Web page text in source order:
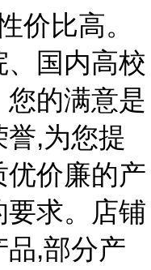
价比高。
、国内高校
的满意是
,为您提
价廉的产
求。店铺
品,部分产